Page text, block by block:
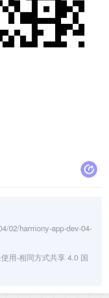
02/harmony-app-dev-04-
用-相同方式共享 4.0 国